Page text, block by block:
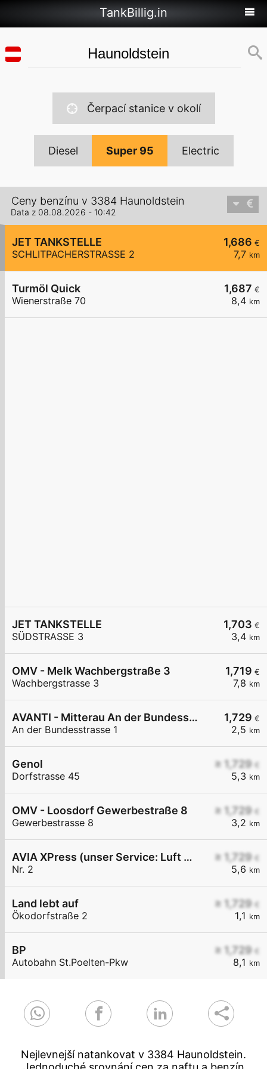
TankBillig.in
Čerpací stanice v okolí
Diesel Super 95 Electric
Ceny benzínu v 3384 Haunoldstein
Data z 08.08.2026 - 10:42
1,686 €
7,7 km
JET TANKSTELLE
SCHLITPACHERSTRASSE 2
1,687 €
8,4 km
Turmöl Quick
Wienerstraße 70
1,703 €
3,4 km
JET TANKSTELLE
SÜDSTRASSE 3
1,719 €
7,8 km
OMV - Melk Wachbergstraße 3
Wachbergstrasse 3
1,729 €
2,5 km
AVANTI - Mitterau An der Bundesstraße 1
An der Bundesstrasse 1
≥ 1,729 €
5,3 km
Genol
Dorfstrasse 45
≥ 1,729 €
3,2 km
OMV - Loosdorf Gewerbestraße 8
Gewerbestrasse 8
≥ 1,729 €
5,6 km
AVIA XPress (unser Service: Luft und Wasser)
Nr. 2
≥ 1,729 €
1,1 km
Land lebt auf
Ökodorfstraße 2
≥ 1,729 €
8,1 km
BP
Autobahn St.Poelten-Pkw
Nejlevnejší natankovat v 3384 Haunoldstein.